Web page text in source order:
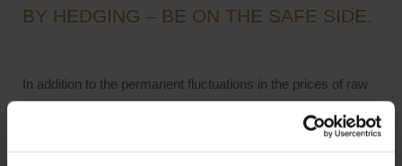
BY HEDGING – BE ON THE SAFE SIDE.
In addition to the permanent fluctuations in the prices of raw
raw materials management (copper is traded on the LME in
dollars). Prompt copper purchases as well as forward